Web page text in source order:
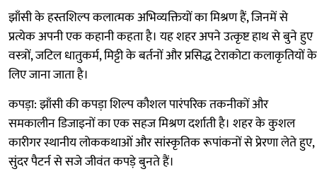
झाँसी के हस्तशिल्प कलात्मक अभिव्यक्तियों का मिश्रण हैं, जिनमें से
प्रत्येक अपनी एक कहानी कहता है। यह शहर अपने उत्कृष्ट हाथ से बुने हुए
वस्त्रों, जटिल धातुकर्म, मिट्टी के बर्तनों और प्रसिद्ध टेराकोटा कलाकृतियों के
लिए जाना जाता है।
कपड़ा: झाँसी की कपड़ा शिल्प कौशल पारंपरिक तकनीकों और
समकालीन डिजाइनों का एक सहज मिश्रण दर्शाती है। शहर के कुशल
कारीगर स्थानीय लोककथाओं और सांस्कृतिक रूपांकनों से प्रेरणा लेते हुए,
सुंदर पैटर्न से सजे जीवंत कपड़े बुनते हैं।